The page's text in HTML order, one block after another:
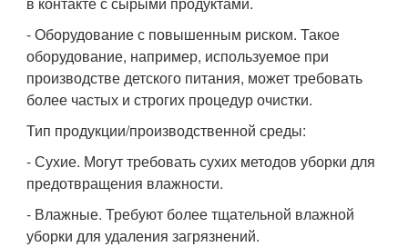
- Оборудование с повышенным риском. Такое
оборудование, например, используемое при
производстве детского питания, может требовать
более частых и строгих процедур очистки.
Тип продукции/производственной среды:
- Сухие. Могут требовать сухих методов уборки для
предотвращения влажности.
- Влажные. Требуют более тщательной влажной
уборки для удаления загрязнений.